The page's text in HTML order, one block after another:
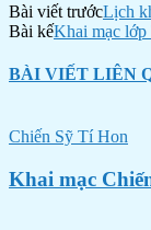
Bài viết trướcLịch
Bài kếKhai mạc lớp
BÀI VIẾT LIÊN
Chiến Sỹ Tí Hon
Khai mạc